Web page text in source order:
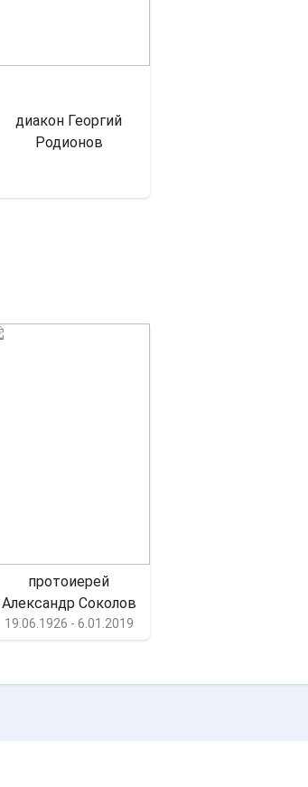
диакон Георгий
Родионов
протоиерей
Александр Соколов
19.06.1926 - 6.01.2019